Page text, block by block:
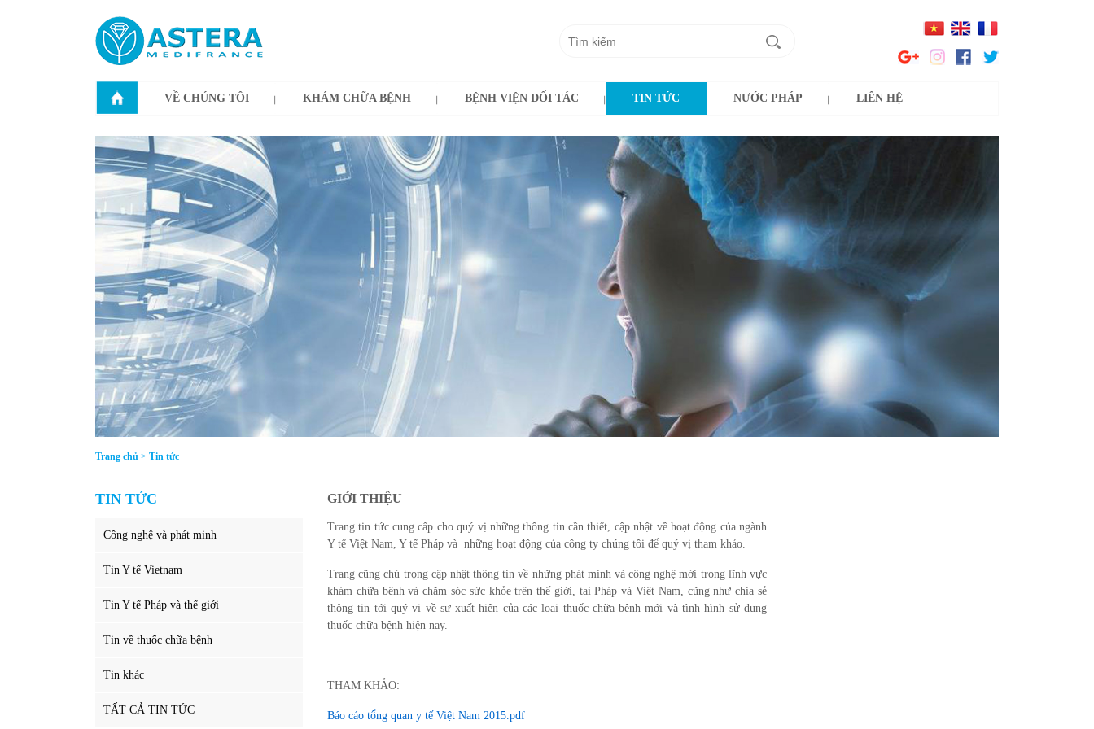
VỀ CHÚNG TÔI KHÁM CHỮA BỆNH BỆNH VIỆN ĐỐI TÁC TIN TỨC NƯỚC PHÁP LIÊN HỆ
Trang chủ > Tin tức
TIN TỨC
Công nghệ và phát minh
Tin Y tế Vietnam
Tin Y tế Pháp và thế giới
Tin về thuốc chữa bệnh
Tin khác
TẤT CẢ TIN TỨC
GIỚI THIỆU
Trang tin tức cung cấp cho quý vị những thông tin cần thiết, cập nhật về hoạt động của ngành
Y tế Việt Nam, Y tế Pháp và những hoạt động của công ty chúng tôi để quý vị tham khảo.
Trang cũng chú trọng cập nhật thông tin về những phát minh và công nghệ mới trong lĩnh vực
khám chữa bệnh và chăm sóc sức khỏe trên thế giới, tại Pháp và Việt Nam, cũng như chia sẻ
thông tin tới quý vị về sự xuất hiện của các loại thuốc chữa bệnh mới và tình hình sử dụng
thuốc chữa bệnh hiện nay.
THAM KHẢO:
Báo cáo tổng quan y tế Việt Nam 2015.pdf